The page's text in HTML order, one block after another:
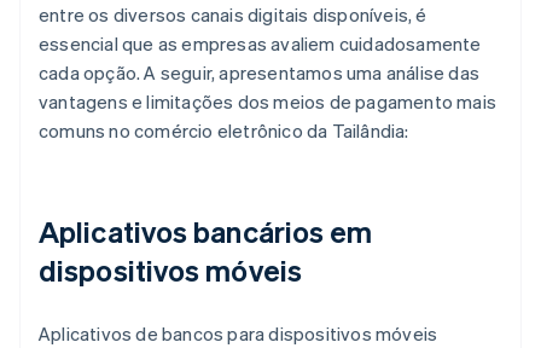
entre os diversos canais digitais disponíveis, é
essencial que as empresas avaliem cuidadosamente
cada opção. A seguir, apresentamos uma análise das
vantagens e limitações dos meios de pagamento mais
comuns no comércio eletrônico da Tailândia:
Aplicativos bancários em
dispositivos móveis
Aplicativos de bancos para dispositivos móveis